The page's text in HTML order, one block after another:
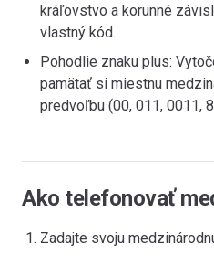
kráľovstvo a korunné
vlastný kód.
Pohodlie znaku plus:
pamätať si miestnu
predvoľbu (00, 011, 0011,
Ako telefonovať
Zadajte svoju